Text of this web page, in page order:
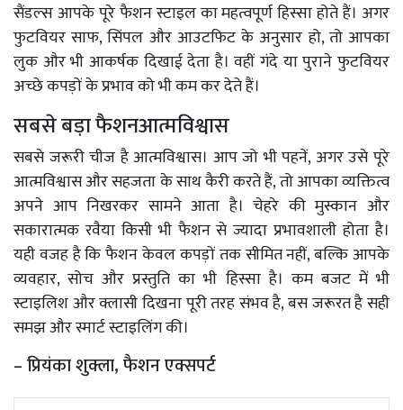
सैंडल्स आपके पूरे फैशन स्टाइल का महत्वपूर्ण हिस्सा होते हैं। अगर
फुटवियर साफ, सिंपल और आउटफिट के अनुसार हो, तो आपका
लुक और भी आकर्षक दिखाई देता है। वहीं गंदे या पुराने फुटवियर
अच्छे कपड़ों के प्रभाव को भी कम कर देते हैं।
सबसे बड़ा फैशनआत्मविश्वास
सबसे जरूरी चीज है आत्मविश्वास। आप जो भी पहनें, अगर उसे पूरे
आत्मविश्वास और सहजता के साथ कैरी करते हैं, तो आपका व्यक्तित्व
अपने आप निखरकर सामने आता है। चेहरे की मुस्कान और
सकारात्मक रवैया किसी भी फैशन से ज्यादा प्रभावशाली होता है।
यही वजह है कि फैशन केवल कपड़ों तक सीमित नहीं, बल्कि आपके
व्यवहार, सोच और प्रस्तुति का भी हिस्सा है। कम बजट में भी
स्टाइलिश और क्लासी दिखना पूरी तरह संभव है, बस जरूरत है सही
समझ और स्मार्ट स्टाइलिंग की।
– प्रियंका शुक्ला, फैशन एक्सपर्ट